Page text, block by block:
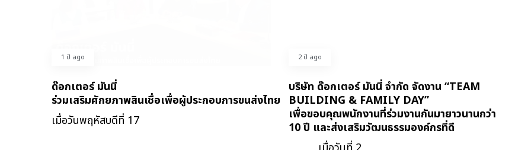
1 ปี ago
ด๊อกเตอร์ มันนี่
ร่วมเสริมศักยภาพสินเชื่อเพื่อผู้ประกอบการขนส่งไทย
เมื่อวันพฤหัสบดีที่ 17
2 ปี ago
บริษัท ด๊อกเตอร์ มันนี่ จำกัด จัดงาน “TEAM
BUILDING & FAMILY DAY”
เพื่อขอบคุณพนักงานที่ร่วมงานกันมายาวนานกว่า
10 ปี และส่งเสริมวัฒนธรรมองค์กรที่ดี